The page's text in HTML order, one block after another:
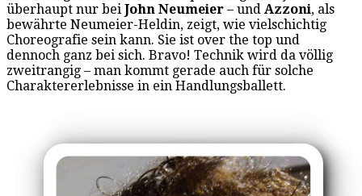
überhaupt nur bei John Neumeier – und Azzoni, als
bewährte Neumeier-Heldin, zeigt, wie vielschichtig
Choreografie sein kann. Sie ist over the top und
dennoch ganz bei sich. Bravo! Technik wird da völlig
zweitrangig – man kommt gerade auch für solche
Charaktererlebnisse in ein Handlungsballett.